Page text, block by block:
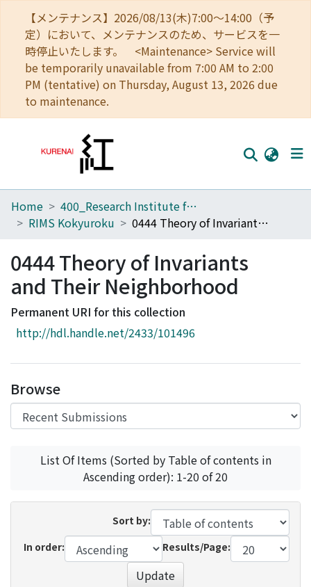
【メンテナンス】2026/08/13(木)7:00～14:00（予
定）において、メンテナンスのため、サービスを一
時停止いたします。 <Maintenance> Service will
be temporarily unavailable from 7:00 AM to 2:00
PM (tentative) on Thursday, August 13, 2026 due
to maintenance.
Home
Browse
Download Ranking
Access Statistics
Home
400_Research Institute for Mathematical Sciences
RIMS Kokyuroku
0444 Theory of Invariants and Their Neighborhood
0444 Theory of Invariants
and Their Neighborhood
Permanent URI for this collection
http://hdl.handle.net/2433/101496
Browse
List Of Items (Sorted by Table of contents in
Ascending order): 1-20 of 20
Sort by:
In order:
Results/Page:
Update